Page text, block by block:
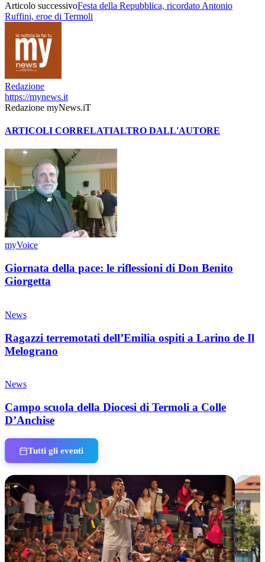
Articolo successivoFesta della Repubblica, ricordato Antonio
Ruffini, eroe di Termoli
Redazione
https://mynews.it
Redazione myNews.iT
ARTICOLI CORRELATIALTRO DALL'AUTORE
myVoice
Giornata della pace: le riflessioni di Don Benito
Giorgetta
News
Ragazzi terremotati dell’Emilia ospiti a Larino de Il
Melograno
News
Campo scuola della Diocesi di Termoli a Colle
D’Anchise
Tutti gli eventi